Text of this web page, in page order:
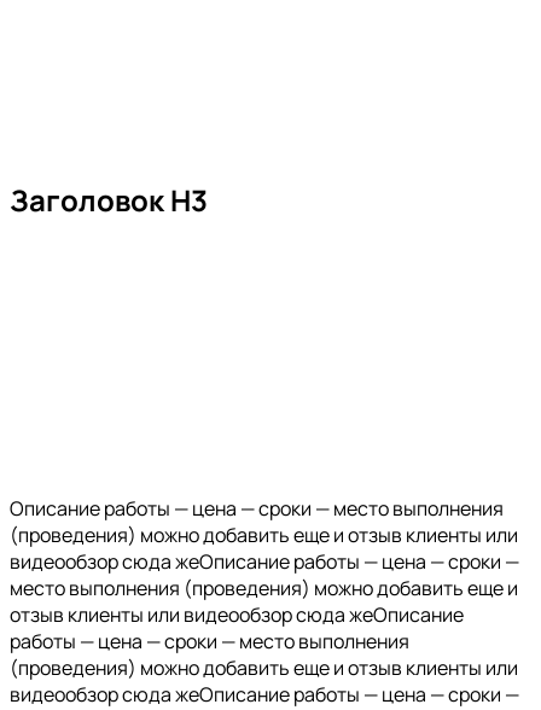
Заголовок Н3
Описание работы — цена — сроки — место выполнения
(проведения) можно добавить еще и отзыв клиенты или
видеообзор сюда жеОписание работы — цена — сроки —
место выполнения (проведения) можно добавить еще и
отзыв клиенты или видеообзор сюда жеОписание
работы — цена — сроки — место выполнения
(проведения) можно добавить еще и отзыв клиенты или
видеообзор сюда жеОписание работы — цена — сроки —